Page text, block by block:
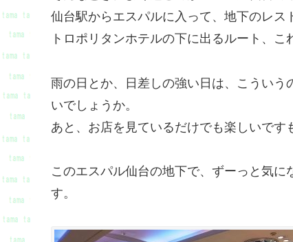
仙台駅からエスパルに入って、地下のレ
トロポリタンホテルの下に出るルート、こ
雨の日とか、日差しの強い日は、こうい
いでしょうか。
あと、お店を見ているだけでも楽しいです
このエスパル仙台の地下で、ずーっと気
す。